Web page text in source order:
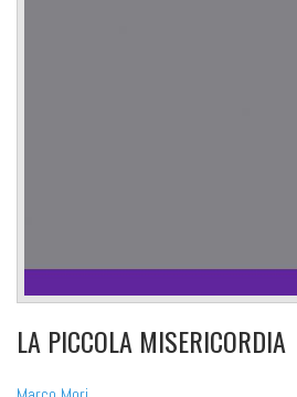
LA PICCOLA MISERICORDIA